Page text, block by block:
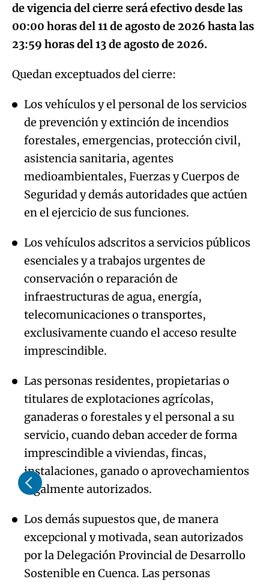
de vigencia del cierre será efectivo desde las
00:00 horas del 11 de agosto de 2026 hasta las
23:59 horas del 13 de agosto de 2026.
Quedan exceptuados del cierre:
Los vehículos y el personal de los servicios
de prevención y extinción de incendios
forestales, emergencias, protección civil,
asistencia sanitaria, agentes
medioambientales, Fuerzas y Cuerpos de
Seguridad y demás autoridades que actúen
en el ejercicio de sus funciones.
Los vehículos adscritos a servicios públicos
esenciales y a trabajos urgentes de
conservación o reparación de
infraestructuras de agua, energía,
telecomunicaciones o transportes,
exclusivamente cuando el acceso resulte
imprescindible.
Las personas residentes, propietarias o
titulares de explotaciones agrícolas,
ganaderas o forestales y el personal a su
servicio, cuando deban acceder de forma
imprescindible a viviendas, fincas,
instalaciones, ganado o aprovechamientos
legalmente autorizados.
Los demás supuestos que, de manera
excepcional y motivada, sean autorizados
por la Delegación Provincial de Desarrollo
Sostenible en Cuenca. Las personas